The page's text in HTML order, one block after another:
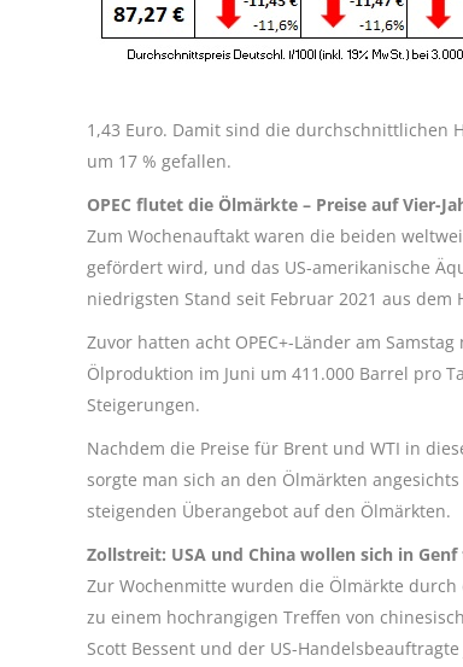
1,43 Euro. Damit sind die durchschnittlichen
um 17 % gefallen.
OPEC flutet die Ölmärkte – Preise auf Vier-
Zum Wochenauftakt waren die beiden
gefördert wird, und das US-amerikanische
niedrigsten Stand seit Februar 2021 aus dem
Zuvor hatten acht OPEC+-Länder am
Ölproduktion im Juni um 411.000 Barrel pro
Steigerungen.
Nachdem die Preise für Brent und WTI in
sorgte man sich an den Ölmärkten
steigenden Überangebot auf den Ölmärkten.
Zollstreit: USA und China wollen sich in
Zur Wochenmitte wurden die Ölmärkte
zu einem hochrangigen Treffen von
Scott Bessent und der US-